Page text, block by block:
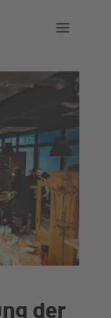
der